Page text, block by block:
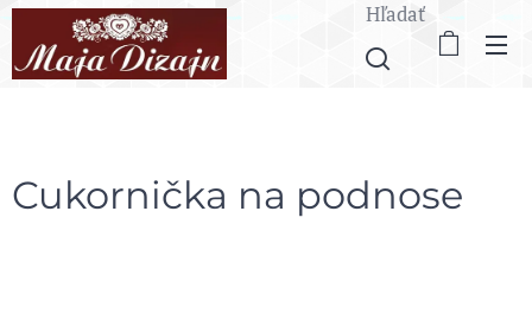
Hľadať
Cukornička na podnose